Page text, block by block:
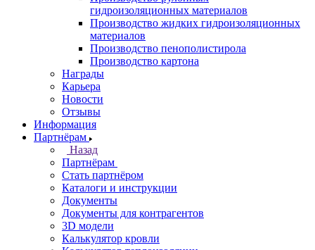
гидроизоляционных материалов
Производство жидких гидроизоляционных
материалов
Производство пенополистирола
Производство картона
Награды
Карьера
Новости
Отзывы
Информация
Партнёрам
Назад
Партнёрам
Стать партнёром
Каталоги и инструкции
Документы
Документы для контрагентов
3D модели
Калькулятор кровли